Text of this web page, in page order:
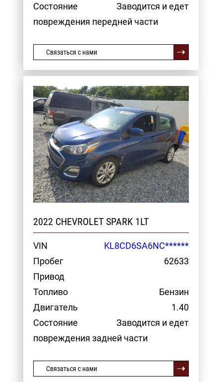
Состояние
Заводится и едет
повреждения передней части
Связаться с нами
2022 CHEVROLET SPARK 1LT
VIN
KL8CD6SA6NC******
Пробег
62633
Привод
Топливо
Бензин
Двигатель
1.40
Состояние
Заводится и едет
повреждения задней части
Связаться с нами